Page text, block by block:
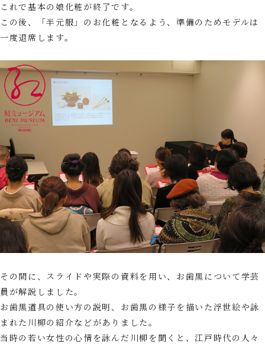
これで基本の娘化粧が終了です。
この後、「半元服」のお化粧となるよう、準備のためモデルは
一度退席します。
その間に、スライドや実際の資料を用い、お歯黒について学芸
員が解説しました。
お歯黒道具の使い方の説明、お歯黒の様子を描いた浮世絵や詠
まれた川柳の紹介などがありました。
当時の若い女性の心情を詠んだ川柳を聞くと、江戸時代の人々